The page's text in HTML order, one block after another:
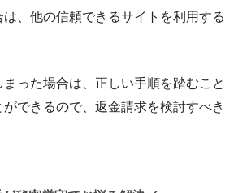
は、他の信頼できるサイトを利用する
った場合は、正しい手順を踏むこと
できるので、返金請求を検討すべき